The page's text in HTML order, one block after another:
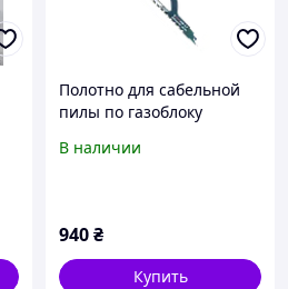
Полотно для сабельной
пилы по газоблоку
В наличии
940₴
Купить